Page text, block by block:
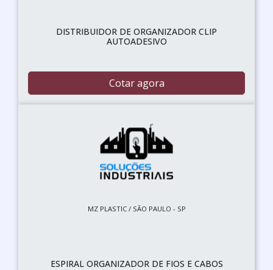
DISTRIBUIDOR DE ORGANIZADOR CLIP
AUTOADESIVO
Cotar agora
MZ PLASTIC / SÃO PAULO - SP
ESPIRAL ORGANIZADOR DE FIOS E CABOS